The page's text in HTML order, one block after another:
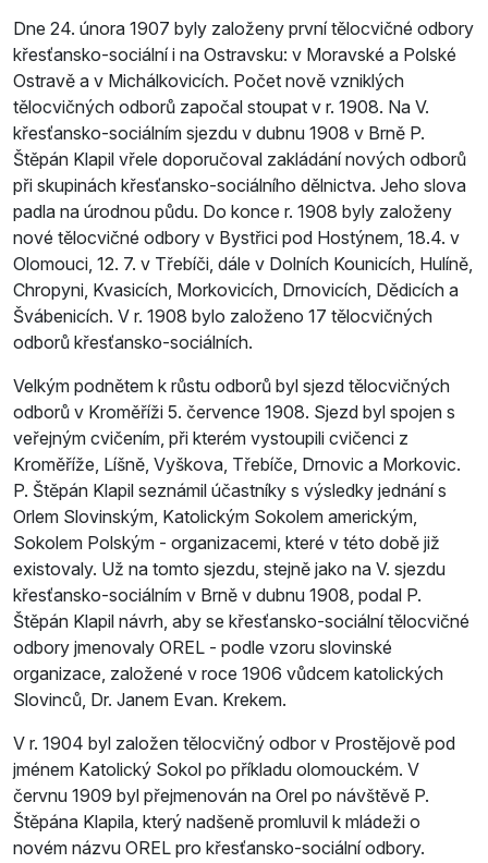
Dne 24. února 1907 byly založeny první tělocvičné odbory
křesťansko-sociální i na Ostravsku: v Moravské a Polské
Ostravě a v Michálkovicích. Počet nově vzniklých
tělocvičných odborů započal stoupat v r. 1908. Na V.
křesťansko-sociálním sjezdu v dubnu 1908 v Brně P.
Štěpán Klapil vřele doporučoval zakládání nových odborů
při skupinách křesťansko-sociálního dělnictva. Jeho slova
padla na úrodnou půdu. Do konce r. 1908 byly založeny
nové tělocvičné odbory v Bystřici pod Hostýnem, 18.4. v
Olomouci, 12. 7. v Třebíči, dále v Dolních Kounicích, Hulíně,
Chropyni, Kvasicích, Morkovicích, Drnovicích, Dědicích a
Švábenicích. V r. 1908 bylo založeno 17 tělocvičných
odborů křesťansko-sociálních.
Velkým podnětem k růstu odborů byl sjezd tělocvičných
odborů v Kroměříži 5. července 1908. Sjezd byl spojen s
veřejným cvičením, při kterém vystoupili cvičenci z
Kroměříže, Líšně, Vyškova, Třebíče, Drnovic a Morkovic.
P. Štěpán Klapil seznámil účastníky s výsledky jednání s
Orlem Slovinským, Katolickým Sokolem americkým,
Sokolem Polským - organizacemi, které v této době již
existovaly. Už na tomto sjezdu, stejně jako na V. sjezdu
křesťansko-sociálním v Brně v dubnu 1908, podal P.
Štěpán Klapil návrh, aby se křesťansko-sociální tělocvičné
odbory jmenovaly OREL - podle vzoru slovinské
organizace, založené v roce 1906 vůdcem katolických
Slovinců, Dr. Janem Evan. Krekem.
V r. 1904 byl založen tělocvičný odbor v Prostějově pod
jménem Katolický Sokol po příkladu olomouckém. V
červnu 1909 byl přejmenován na Orel po návštěvě P.
Štěpána Klapila, který nadšeně promluvil k mládeži o
novém názvu OREL pro křesťansko-sociální odbory.